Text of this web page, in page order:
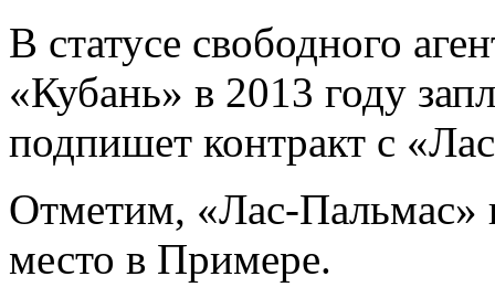
В статусе свободного
«Кубань» в 2013 году
подпишет контракт с
Отметим, «Лас-Пальмас»
место в Примере.